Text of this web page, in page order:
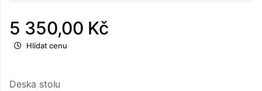
5 350,00 Kč
Hlídat cenu
Deska stolu